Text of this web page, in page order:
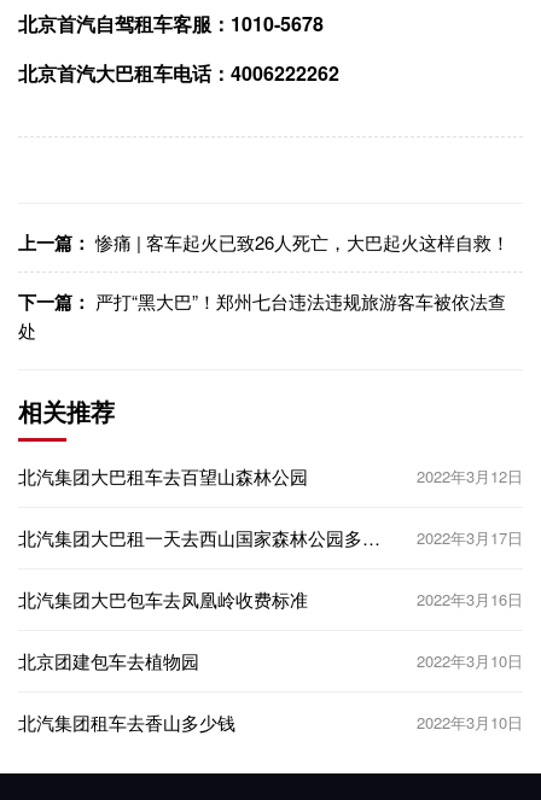
北京首汽自驾租车客服：1010-5678
北京首汽大巴租车电话：4006222262
上一篇： 惨痛 | 客车起火已致26人死亡，大巴起火这样自救！
下一篇： 严打“黑大巴”！郑州七台违法违规旅游客车被依法查
处
相关推荐
北汽集团大巴租车去百望山森林公园 2022年3月12日
北汽集团大巴租一天去西山国家森林公园多少
2022年3月17日
北汽集团大巴包车去凤凰岭收费标准 2022年3月16日
北京团建包车去植物园 2022年3月10日
北汽集团租车去香山多少钱 2022年3月10日